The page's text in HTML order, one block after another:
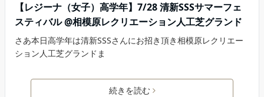
【レジーナ（女子）高学年】7/28 清新SSSサマーフェ
スティバル @相模原レクリエーション人工芝グランド
さあ本日高学年は清新SSSさんにお招き頂き相模原レクリエー
ション人工芝グランドま
続きを読む